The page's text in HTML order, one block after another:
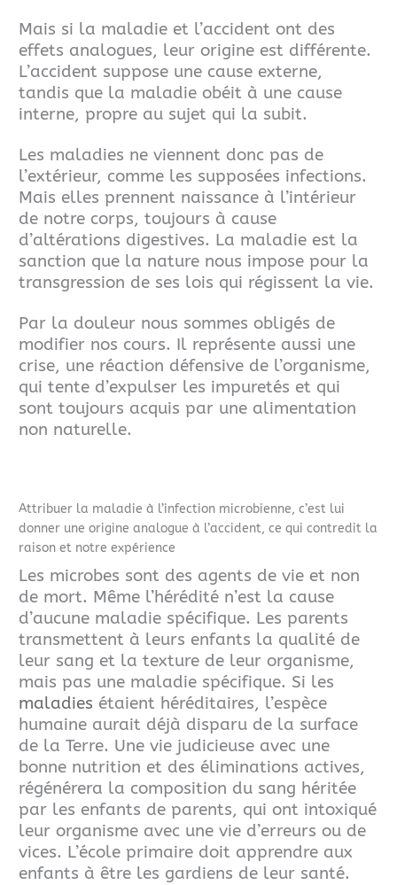
Mais si la maladie et l’accident ont des
effets analogues, leur origine est différente.
L’accident suppose une cause externe,
tandis que la maladie obéit à une cause
interne, propre au sujet qui la subit.
Les maladies ne viennent donc pas de
l’extérieur, comme les supposées infections.
Mais elles prennent naissance à l’intérieur
de notre corps, toujours à cause
d’altérations digestives. La maladie est la
sanction que la nature nous impose pour la
transgression de ses lois qui régissent la vie.
Par la douleur nous sommes obligés de
modifier nos cours. Il représente aussi une
crise, une réaction défensive de l’organisme,
qui tente d’expulser les impuretés et qui
sont toujours acquis par une alimentation
non naturelle.
Attribuer la maladie à l’infection microbienne, c’est lui
donner une origine analogue à l’accident, ce qui contredit la
raison et notre expérience
Les microbes sont des agents de vie et non
de mort. Même l’hérédité n’est la cause
d’aucune maladie spécifique. Les parents
transmettent à leurs enfants la qualité de
leur sang et la texture de leur organisme,
mais pas une maladie spécifique. Si les
maladies étaient héréditaires, l’espèce
humaine aurait déjà disparu de la surface
de la Terre. Une vie judicieuse avec une
bonne nutrition et des éliminations actives,
régénérera la composition du sang héritée
par les enfants de parents, qui ont intoxiqué
leur organisme avec une vie d’erreurs ou de
vices. L’école primaire doit apprendre aux
enfants à être les gardiens de leur santé.